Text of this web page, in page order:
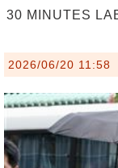
30 MINUTES
2026/06/20 11:58